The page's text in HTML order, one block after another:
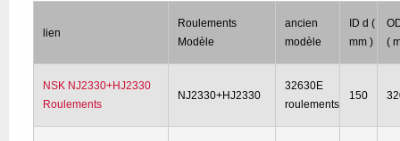
lien
Roulements
Modèle
ancien
modèle
ID d (
mm )
(
NSK NJ2330+HJ2330
Roulements
NJ2330+HJ2330
32630E
roulements
150